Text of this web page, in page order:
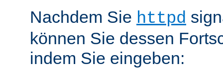
Nachdem Sie httpd
können Sie dessen
indem Sie eingeben: